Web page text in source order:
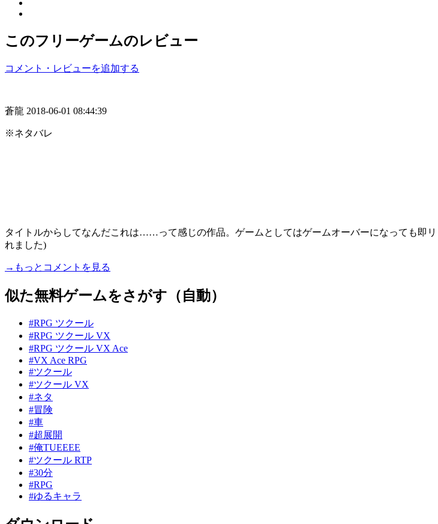
このフリーゲームのレビュー
コメント・レビューを追加する
蒼龍 2018-06-01 08:44:39
※ネタバレ
タイトルからしてなんだこれは……って感じの作品。ゲームとしてはゲームオーバーになっても即
れました)
→もっとコメントを見る
似た無料ゲームをさがす（自動）
#RPG ツクール
#RPG ツクール VX
#RPG ツクール VX Ace
#VX Ace RPG
#ツクール
#ツクール VX
#ネタ
#冒険
#車
#超展開
#俺TUEEEE
#ツクール RTP
#30分
#RPG
#ゆるキャラ